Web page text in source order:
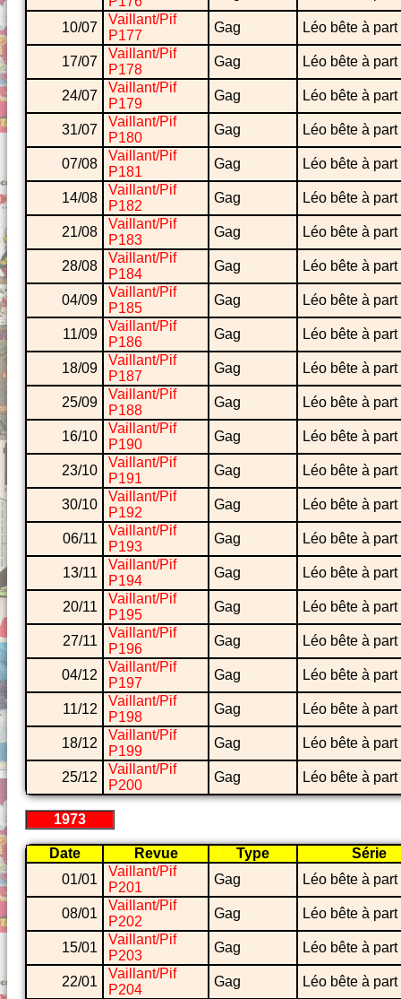
10/07
Vaillant/Pif
P177
Gag Léo bête à part
17/07
Vaillant/Pif
P178
Gag Léo bête à part
24/07
Vaillant/Pif
P179
Gag Léo bête à part
31/07
Vaillant/Pif
P180
Gag Léo bête à part
07/08
Vaillant/Pif
P181
Gag Léo bête à part
14/08
Vaillant/Pif
P182
Gag Léo bête à part
21/08
Vaillant/Pif
P183
Gag Léo bête à part
28/08
Vaillant/Pif
P184
Gag Léo bête à part
04/09
Vaillant/Pif
P185
Gag Léo bête à part
11/09
Vaillant/Pif
P186
Gag Léo bête à part
18/09
Vaillant/Pif
P187
Gag Léo bête à part
25/09
Vaillant/Pif
P188
Gag Léo bête à part
16/10
Vaillant/Pif
P190
Gag Léo bête à part
23/10
Vaillant/Pif
P191
Gag Léo bête à part
30/10
Vaillant/Pif
P192
Gag Léo bête à part
06/11
Vaillant/Pif
P193
Gag Léo bête à part
13/11
Vaillant/Pif
P194
Gag Léo bête à part
20/11
Vaillant/Pif
P195
Gag Léo bête à part
27/11
Vaillant/Pif
P196
Gag Léo bête à part
04/12
Vaillant/Pif
P197
Gag Léo bête à part
11/12
Vaillant/Pif
P198
Gag Léo bête à part
18/12
Vaillant/Pif
P199
Gag Léo bête à part
25/12
Vaillant/Pif
P200
Gag Léo bête à part
1973
Date Revue Type
Série
01/01
Vaillant/Pif
P201
Gag Léo bête à part
08/01
Vaillant/Pif
P202
Gag Léo bête à part
15/01
Vaillant/Pif
P203
Gag Léo bête à part
22/01
Vaillant/Pif
P204
Gag Léo bête à part